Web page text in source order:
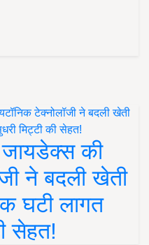
की
ने बदली खेती
घटी लागत
सेहत!